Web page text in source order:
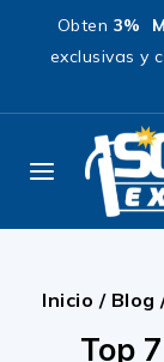
Obten 3%
exclusivas y
Inicio / Blog
Top